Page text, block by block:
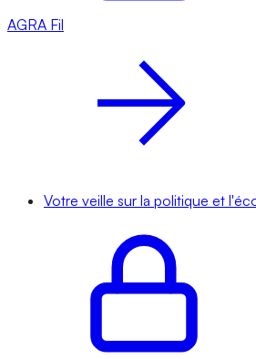
AGRA Fil
Votre veille sur la politique et